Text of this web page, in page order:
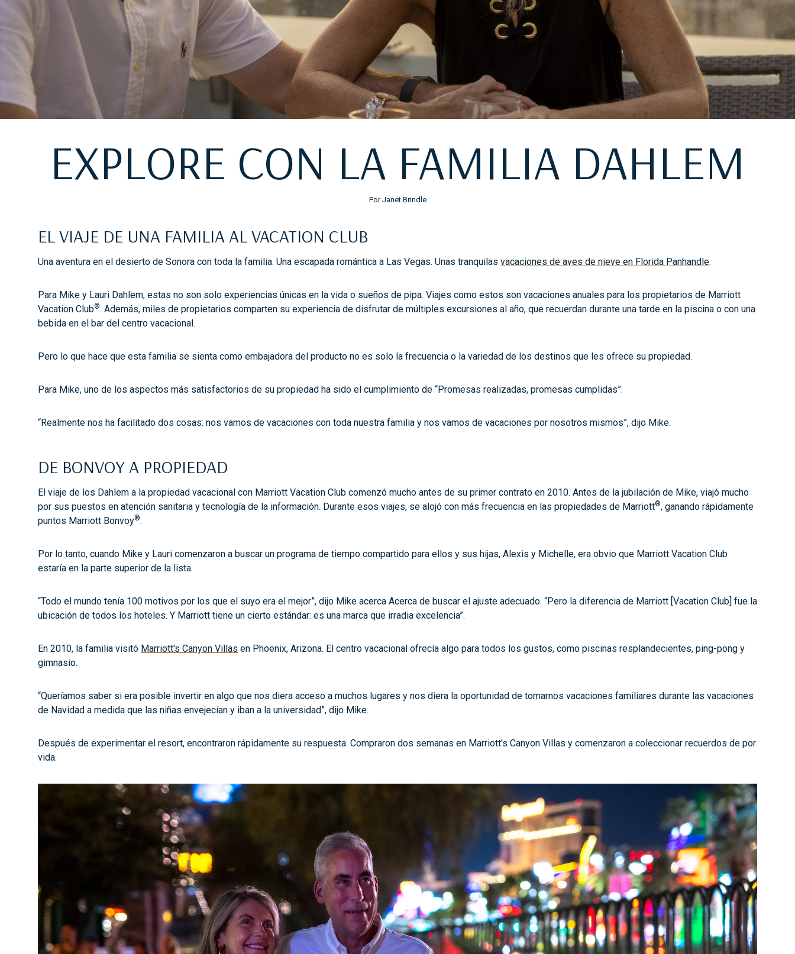
EXPLORE CON LA FAMILIA DAHLEM
Por Janet Brindle
EL VIAJE DE UNA FAMILIA AL VACATION CLUB
Una aventura en el desierto de Sonora con toda la familia. Una escapada romántica a Las Vegas. Unas tranquilas vacaciones de aves de nieve en Florida Panhandle.
Para Mike y Lauri Dahlem, estas no son solo experiencias únicas en la vida o sueños de pipa. Viajes como estos son vacaciones anuales para los propietarios de Marriott
Vacation Club®. Además, miles de propietarios comparten su experiencia de disfrutar de múltiples excursiones al año, que recuerdan durante una tarde en la piscina o con una
bebida en el bar del centro vacacional.
Pero lo que hace que esta familia se sienta como embajadora del producto no es solo la frecuencia o la variedad de los destinos que les ofrece su propiedad.
Para Mike, uno de los aspectos más satisfactorios de su propiedad ha sido el cumplimiento de “Promesas realizadas, promesas cumplidas”.
“Realmente nos ha facilitado dos cosas: nos vamos de vacaciones con toda nuestra familia y nos vamos de vacaciones por nosotros mismos”, dijo Mike.
DE BONVOY A PROPIEDAD
El viaje de los Dahlem a la propiedad vacacional con Marriott Vacation Club comenzó mucho antes de su primer contrato en 2010. Antes de la jubilación de Mike, viajó mucho
por sus puestos en atención sanitaria y tecnología de la información. Durante esos viajes, se alojó con más frecuencia en las propiedades de Marriott®, ganando rápidamente
puntos Marriott Bonvoy®.
Por lo tanto, cuando Mike y Lauri comenzaron a buscar un programa de tiempo compartido para ellos y sus hijas, Alexis y Michelle, era obvio que Marriott Vacation Club
estaría en la parte superior de la lista.
“Todo el mundo tenía 100 motivos por los que el suyo era el mejor”, dijo Mike acerca Acerca de buscar el ajuste adecuado. “Pero la diferencia de Marriott [Vacation Club] fue la
ubicación de todos los hoteles. Y Marriott tiene un cierto estándar: es una marca que irradia excelencia”.
En 2010, la familia visitó Marriott's Canyon Villas en Phoenix, Arizona. El centro vacacional ofrecía algo para todos los gustos, como piscinas resplandecientes, ping-pong y
gimnasio.
“Queríamos saber si era posible invertir en algo que nos diera acceso a muchos lugares y nos diera la oportunidad de tomarnos vacaciones familiares durante las vacaciones
de Navidad a medida que las niñas envejecían y iban a la universidad”, dijo Mike.
Después de experimentar el resort, encontraron rápidamente su respuesta. Compraron dos semanas en Marriott's Canyon Villas y comenzaron a coleccionar recuerdos de por
vida.